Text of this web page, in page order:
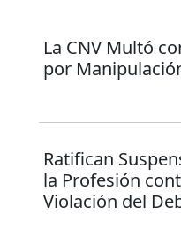
La CNV Multó
por
Ratifican
la Profesión
Violación del